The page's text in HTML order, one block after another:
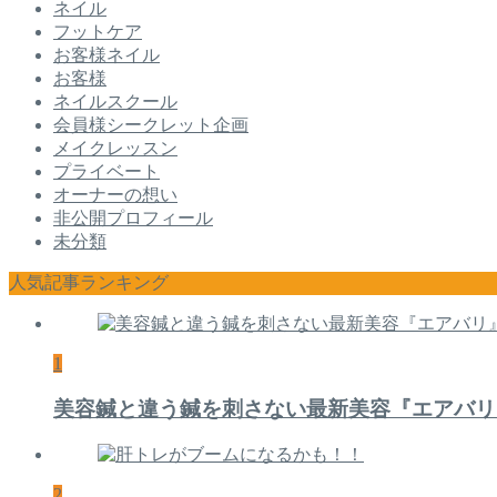
ネイル
フットケア
お客様ネイル
お客様
ネイルスクール
会員様シークレット企画
メイクレッスン
プライベート
オーナーの想い
非公開プロフィール
未分類
人気記事ランキング
1
美容鍼と違う鍼を刺さない最新美容『エアバ